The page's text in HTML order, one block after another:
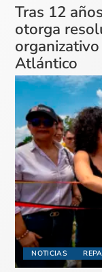
Tras 12
otorga
Atlántico
NOTICIAS